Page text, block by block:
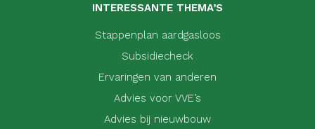
INTERESSANTE THEMA’S
Stappenplan aardgasloos
Subsidiecheck
Ervaringen van anderen
Advies voor VVE’s
Advies bij nieuwbouw